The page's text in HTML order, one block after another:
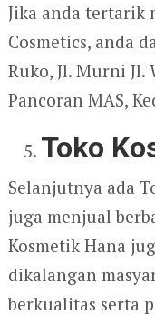
Jika anda tertarik
Cosmetics, anda
Ruko, Jl. Murni Jl.
Pancoran MAS,
Toko
Selanjutnya ada
juga menjual
Kosmetik Hana
dikalangan
berkualitas serta